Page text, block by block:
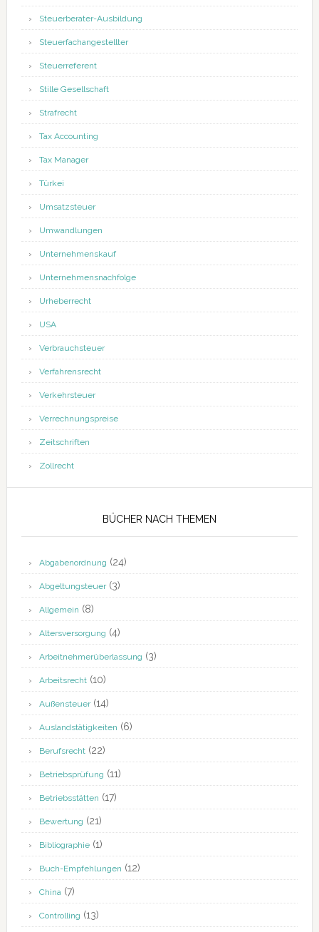
Steuerberater-Ausbildung
Steuerfachangestellter
Steuerreferent
Stille Gesellschaft
Strafrecht
Tax Accounting
Tax Manager
Türkei
Umsatzsteuer
Umwandlungen
Unternehmenskauf
Unternehmensnachfolge
Urheberrecht
USA
Verbrauchsteuer
Verfahrensrecht
Verkehrsteuer
Verrechnungspreise
Zeitschriften
Zollrecht
BÜCHER NACH THEMEN
Abgabenordnung (24)
Abgeltungsteuer(3)
Allgemein (8)
Altersversorgung (4)
Arbeitnehmerüberlassung (3)
Arbeitsrecht(10)
Außensteuer(14)
Auslandstätigkeiten (6)
Berufsrecht(22)
Betriebsprüfung (11)
Betriebsstätten (17)
Bewertung (21)
Bibliographie(1)
Buch-Empfehlungen (12)
China(7)
Controlling (13)